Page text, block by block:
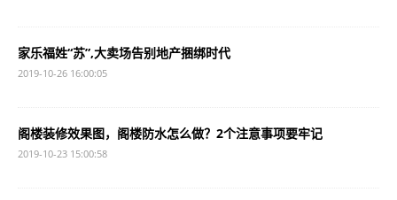
家乐福姓“苏”,大卖场告别地产捆绑时代
2019-10-26 16:00:05
阁楼装修效果图，阁楼防水怎么做？2个注意事项要牢记
2019-10-23 15:00:58